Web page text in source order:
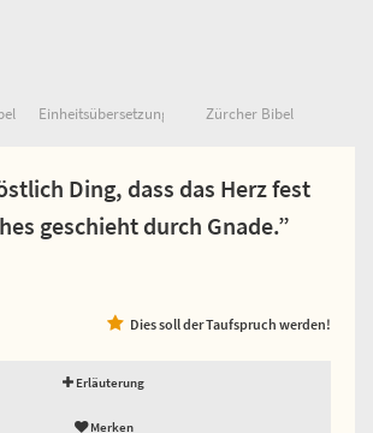
Einheitsübersetzung Zürcher Bibel
Ding, dass das Herz fest
geschieht durch Gnade.”
Dies soll der Taufspruch werden!
Erläuterung
Merken